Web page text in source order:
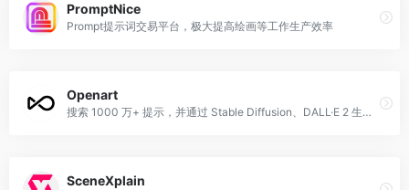
PromptNice
Prompt提示词交易平台，极大提高绘画等工作生产效率
Openart
搜索 1000 万+ 提示，并通过 Stable Diffusion、DALL·E 2 生成 AI 艺术和 AI 图像。
SceneXplain